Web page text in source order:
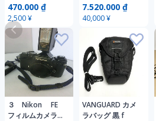
レア加工済み☆
470.000 ₫
2,500 ¥
送料無料 動作確
認済み
7.520.000 ₫
40,000 ¥
３ Nikon FE
フィルムカメラ
VANGUARD カメ
ラバッグ 黒 f